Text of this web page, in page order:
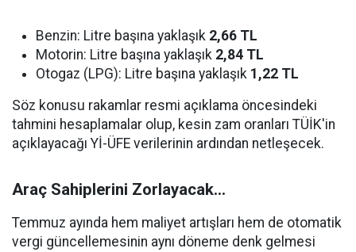
Benzin: Litre başına yaklaşık 2,66 TL
Motorin: Litre başına yaklaşık 2,84 TL
Otogaz (LPG): Litre başına yaklaşık 1,22 TL
Söz konusu rakamlar resmi açıklama öncesindeki
tahmini hesaplamalar olup, kesin zam oranları TÜİK'in
açıklayacağı Yİ-ÜFE verilerinin ardından netleşecek.
Araç Sahiplerini Zorlayacak...
Temmuz ayında hem maliyet artışları hem de otomatik
vergi güncellemesinin aynı döneme denk gelmesi